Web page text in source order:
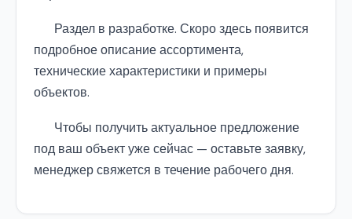
Раздел в разработке. Скоро здесь появится
подробное описание ассортимента,
технические характеристики и примеры
объектов.
Чтобы получить актуальное предложение
под ваш объект уже сейчас — оставьте заявку,
менеджер свяжется в течение рабочего дня.